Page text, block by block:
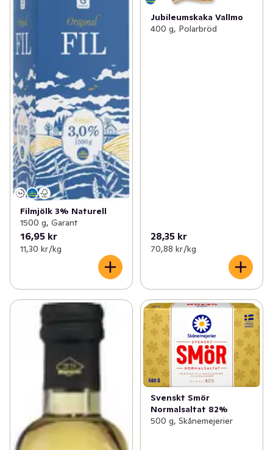
The Pink Stuff Miracle Cleaning Paste gör det roligt att
städa!
Filmjölk 3% Naturell
1500 g, Garant
16,95 kr
11,30 kr /kg
Jubileumskaka Vallmo
400 g, Polarbröd
28,35 kr
70,88 kr /kg
Svenskt Smör
Normalsaltat 82%
500 g, Skånemejerier